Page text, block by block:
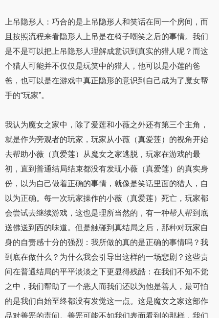
上吊隐形人：巧合的是上吊隐形人和笑话在同一个房间，而
且按照流程来看隐形人上吊是在椅子嘲笑之后的事情。我们
是不是可以把上吊隐形人理解成意识到真实的猎人呢？而这
个猎人可能并不仅仅是玩笑中的猎人，他可以是小莲的爸
爸，也可以是在游戏中真正隐形的意识到自己成为了魔女帮
手的“玩家”。
我认为魔女之家中，除了爱莲和小薇之外还有第三个主角，
就是作为旁观者的玩家，玩家从小薇（真爱莲）的视角开始
去帮助小薇（真爱莲）从魔女之家逃脱，玩家在游戏的最
初，直到普通结局结束都没有发现小薇（真爱莲）的真实身
份，以为自己做着正确的事情，就像是笑话里面的猎人，自
以为正确。每一次玩家操作的小薇（真爱莲）死亡，玩家都
会尝试去继续游戏，这也是理所当然的，有一种帮人帮到底
送佛送到西的味道。但是触碰到真结局之后，那种对玩家自
身的自责感十分的强烈：我所做的真的是正确的事情吗？我
到底在做什么？为什么我会引导出这样的一场悲剧？这些责
问在普通结局的平平淡淡之下更显得残酷：在我们不知不觉
之中，我们帮助了一个恶人而我们还以为他是善人，最可怕
的是我们自始至终都没有发觉这一点。这是魔女之家这部作
品对善恶的责问。善恶可能不如我们表面看到的那样，我们